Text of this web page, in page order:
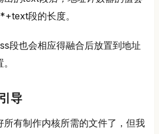
段的长度。
段也会相应得融合后放置到地址
导
所有制作内核所需的文件了，但我